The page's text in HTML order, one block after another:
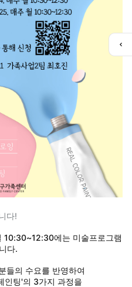
다!
에는 미술프로그램
다.
들의 수요를 반영하여
인팅'의 3가지 과정을
퀵
메